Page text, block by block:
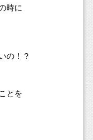
魅力の大田黒公
時に
の！？
とを